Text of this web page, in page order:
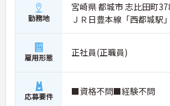
勤務地
宮崎県 都城市 志比田町
ＪＲ日豊本線「西都城駅
雇用形態 正社員(正職員)
応募要件 ■資格不問■経験不問